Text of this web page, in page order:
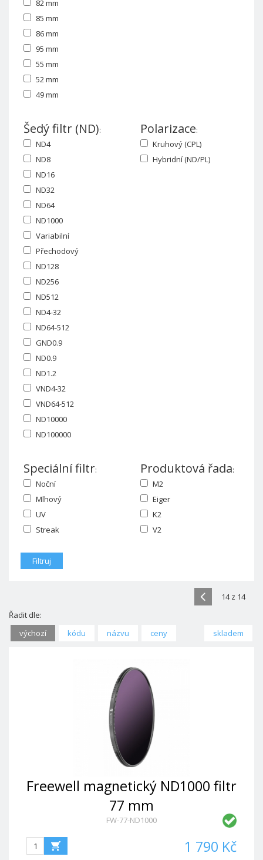
82 mm
85 mm
86 mm
95 mm
55 mm
52 mm
49 mm
Šedý filtr (ND):
ND4
ND8
ND16
ND32
ND64
ND1000
Variabilní
Přechodový
ND128
ND256
ND512
ND4-32
ND64-512
GND0.9
ND0.9
ND1.2
VND4-32
VND64-512
ND10000
ND100000
Polarizace:
Kruhový (CPL)
Hybridní (ND/PL)
Speciální filtr:
Noční
Mlhový
UV
Streak
Produktová řada:
M2
Eiger
K2
V2
14 z 14
Řadit dle:
výchozí
kódu názvu ceny skladem
Freewell magnetický ND1000 filtr
77 mm
FW-77-ND1000
1 790 Kč